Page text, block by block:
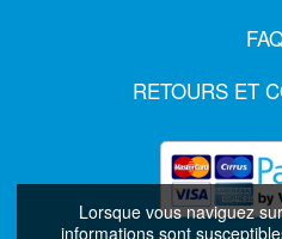
Lorsque vous naviguez
informations sont
RETOURS ET